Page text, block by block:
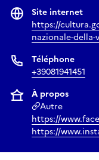
Site internet
https://
nazionale-della-
Téléphone
+39081941451
À propos
Autre
https://
https://